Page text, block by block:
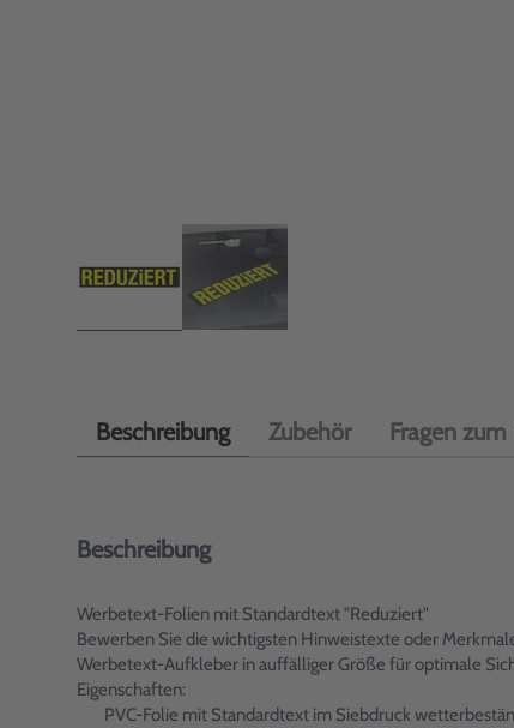
Beschreibung Zubehör Fragen
Beschreibung
Werbetext-Folien mit Standardtext "Reduziert"
Bewerben Sie die wichtigsten Hinweistexte oder
Werbetext-Aufkleber in auffälliger Größe für optimale
Eigenschaften:
PVC-Folie mit Standardtext im Siebdruck